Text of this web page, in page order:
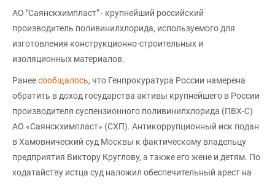
АО "Саянскхимпласт" - крупнейший российский
производитель поливинилхлорида, используемого для
изготовления конструкционно-строительных и
изоляционных материалов.
Ранеесообщалось, что Генпрокуратура России намерена
обратить в доход государства активы крупнейшего в России
производителя суспензионного поливинилхлорида (ПВХ-С)
АО «Саянскхимпласт» (СХП). Антикоррупционный иск подан
в Хамовнический суд Москвы к фактическому владельцу
предприятия Виктору Круглову, а также его жене и детям. По
ходатайству истца суд наложил обеспечительный арест на